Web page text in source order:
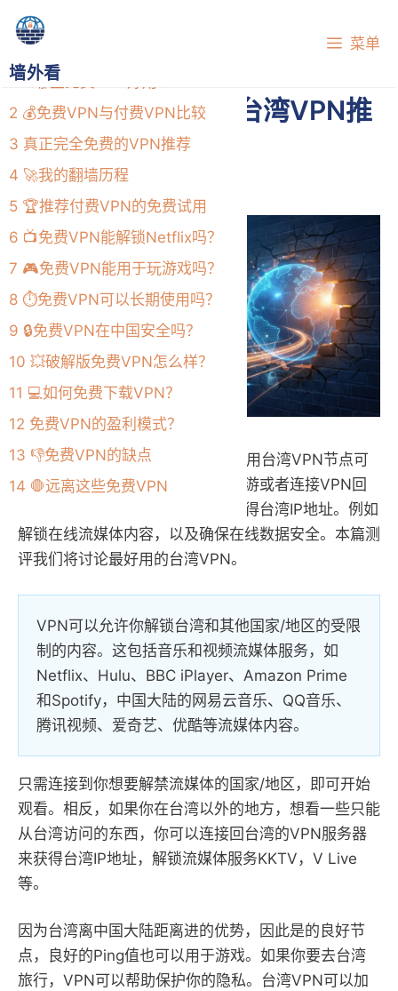
内
墙外看
菜单
2026年5款好用的台湾VPN推
荐|获得台湾IP地址
2026年7月7日
你是否在寻找好用的台湾VPN？使用台湾VPN节点可
以作为翻墙软件，如果你去台湾旅游或者连接VPN回
台湾，也可能有很多原因要使用获得台湾IP地址。例如
解锁在线流媒体内容，以及确保在线数据安全。本篇测
评我们将讨论最好用的台湾VPN。
VPN可以允许你解锁台湾和其他国家/地区的受限
制的内容。这包括音乐和视频流媒体服务，如
Netflix、Hulu、BBC iPlayer、Amazon Prime
和Spotify，中国大陆的网易云音乐、QQ音乐、
腾讯视频、爱奇艺、优酷等流媒体内容。
只需连接到你想要解禁流媒体的国家/地区，即可开始
观看。相反，如果你在台湾以外的地方，想看一些只能
从台湾访问的东西，你可以连接回台湾的VPN服务器
来获得台湾IP地址，解锁流媒体服务KKTV，V Live
等。
因为台湾离中国大陆距离进的优势，因此是的良好节
点，良好的Ping值也可以用于游戏。如果你要去台湾
旅行，VPN可以帮助保护你的隐私。台湾VPN可以加
目录
1🔍哪些免费VPN好用？
2 💰免费VPN与付费VPN比较
3 真正完全免费的VPN推荐
4 🚀我的翻墙历程
5 🏆推荐付费VPN的免费试用
6 📺免费VPN能解锁Netflix吗？
7 🎮免费VPN能用于玩游戏吗？
8 ⏱️免费VPN可以长期使用吗？
9 🔒免费VPN在中国安全吗？
10 💥破解版免费VPN怎么样？
11 💻如何免费下载VPN？
12 免费VPN的盈利模式？
13 👎免费VPN的缺点
14 🛑远离这些免费VPN